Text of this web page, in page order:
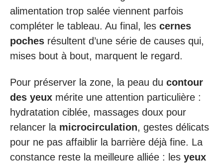
alimentation trop salée viennent parfois
compléter le tableau. Au final, les cernes
poches résultent d’une série de causes qui,
mises bout à bout, marquent le regard.
Pour préserver la zone, la peau du contour
des yeux mérite une attention particulière :
hydratation ciblée, massages doux pour
relancer la microcirculation, gestes délicats
pour ne pas affaiblir la barrière déjà fine. La
constance reste la meilleure alliée : les yeux